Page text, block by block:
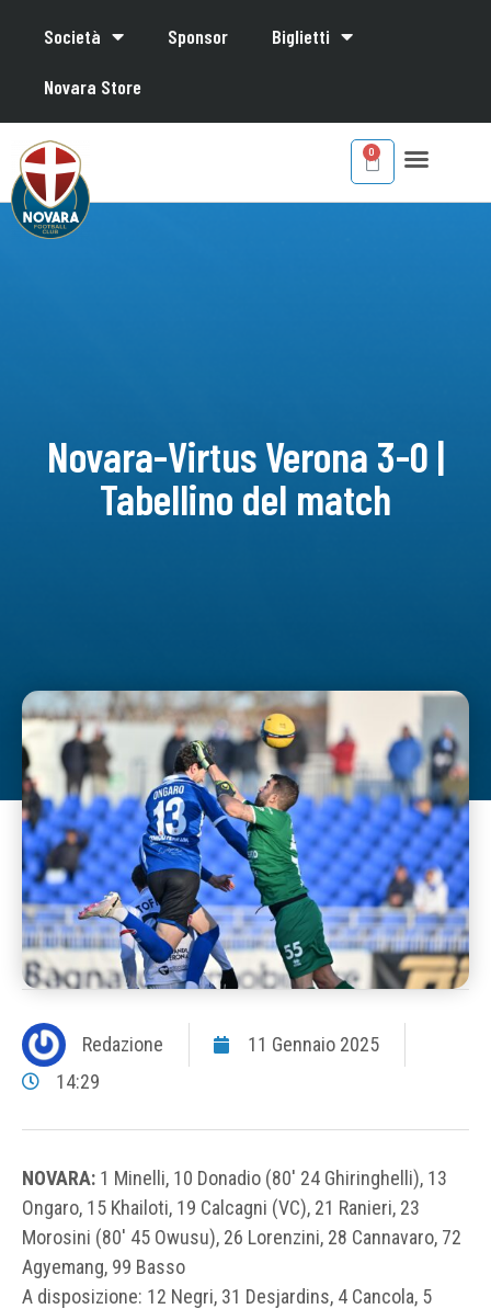
Società Sponsor Biglietti
Novara Store
Novara-Virtus Verona 3-0 |
Tabellino del match
Redazione
11 Gennaio 2025
14:29
NOVARA: 1 Minelli, 10 Donadio (80′ 24 Ghiringhelli), 13
Ongaro, 15 Khailoti, 19 Calcagni (VC), 21 Ranieri, 23
Morosini (80′ 45 Owusu), 26 Lorenzini, 28 Cannavaro, 72
Agyemang, 99 Basso
A disposizione: 12 Negri, 31 Desjardins, 4 Cancola, 5